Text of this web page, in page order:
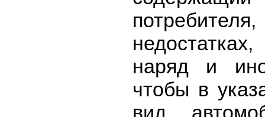
наряд и
чтобы в
вид